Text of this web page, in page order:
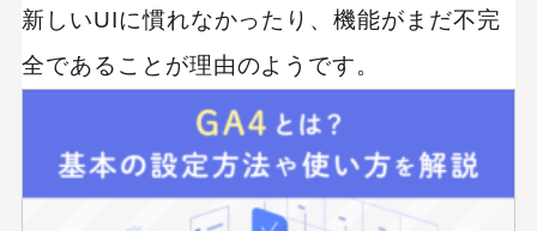
新しいUIに慣れなかったり、機能がまだ不完
全であることが理由のようです。